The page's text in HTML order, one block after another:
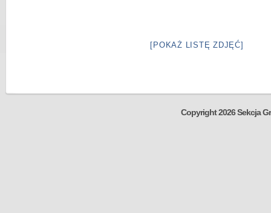
[POKAŻ LISTĘ ZDJĘĆ]
Copyright 2026 Sekcja